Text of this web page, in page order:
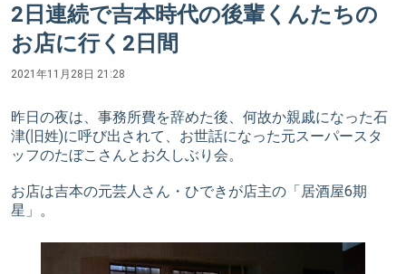
2日連続で吉本時代の後輩くんたちの
お店に行く2日間
2021年11月28日 21:28
昨日の夜は、事務所費を辞めた後、何故か親戚になった石
津(旧姓)に呼び出されて、お世話になった元スーパースタ
ッフのたぼこさんとお久しぶり会。
お店は吉本の元芸人さん・ひできが店主の「居酒屋6期
星」。